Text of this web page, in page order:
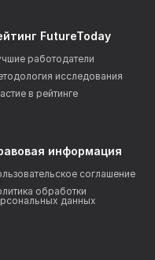
FutureToday
работодатели
исследования
в рейтинге
информация
соглашение
обработки
данных